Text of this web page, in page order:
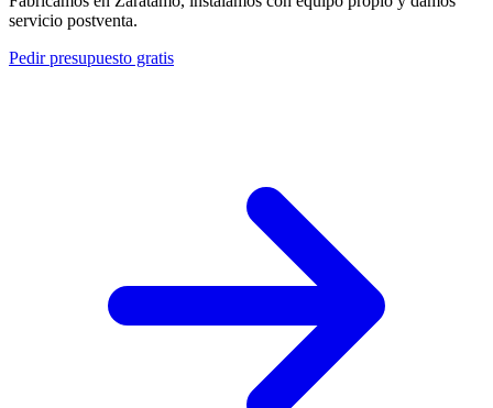
servicio postventa.
Pedir presupuesto gratis